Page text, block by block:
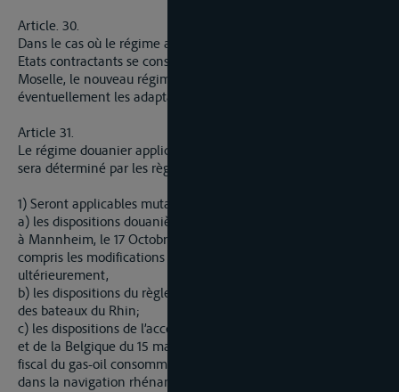
Article. 30.
Dans le cas où le régime actuel du Rhin serait modifié, les
Etats contractants se consulteraient en vue d’étendre à la
Moselle, le nouveau régime applicable au Rhin, avec
éventuellement les adaptations convenables
Article 31.
Le régime douanier applicable à la navigation sur la Moselle
sera déterminé par les règles suivantes :
1) Seront applicables mutatis mutandis:
a) les dispositions douanières de la Convention révisée signée
à Mannheim, le 17 Octobre 1868 pour la Navigation du Rhin, y
compris les modifications et les amendements apportés
ultérieurement,
b) les dispositions du règlement relatif à la clôture douanière
des bateaux du Rhin;
c) les dispositions de l’accord entre les Etats riverains du Rhin
et de la Belgique du 15 mai 1952, relatif au régime douanier et
fiscal du gas-oil consommé comme ravitaillement de bord
dans la navigation rhénane ; l’application mutatis mutandis